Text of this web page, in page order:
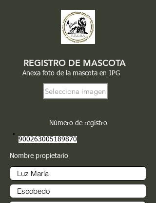
REGISTRO DE MASCOTA
Anexa foto de la mascota en JPG
Selecciona imagen
Número de registro
900263005189870
Nombre propietario